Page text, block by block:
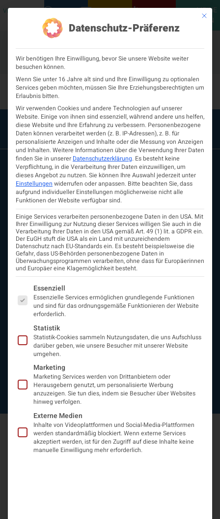
VERANSTALTUNGENPODCASTS NEUROLOGISCH KONTAKT
MEINE
ÖGN
Facharztstelle-493
ÖGN
Über uns
Vorstand
Beirat
Arbeitsgemeinschaften
assoziierte Gesellschaften
EAN
Fördermitglieder
Entwicklung der Neurologoie
Neurologiereport
Mitgliedschaft
Statuten
Kontakt
Impressum
Datenschutzerklärung
Mit
Datenschutz-Präferenz
Wir benötigen Ihre Einwilligung, bevor Sie unsere Website weiter
besuchen können.
Wenn Sie unter 16 Jahre alt sind und Ihre Einwilligung zu optionalen
Services geben möchten, müssen Sie Ihre Erziehungsberechtigten um
Erlaubnis bitten.
Wir verwenden Cookies und andere Technologien auf unserer
Website. Einige von ihnen sind essenziell, während andere uns helfen,
diese Website und Ihre Erfahrung zu verbessern. Personenbezogene
Daten können verarbeitet werden (z. B. IP-Adressen), z. B. für
personalisierte Anzeigen und Inhalte oder die Messung von Anzeigen
und Inhalten.Weitere Informationen über die Verwendung Ihrer Daten
finden Sie in unserer Datenschutzerklärung. Es besteht keine
Verpflichtung, in die Verarbeitung Ihrer Daten einzuwilligen, um
dieses Angebot zu nutzen.Sie können Ihre Auswahl jederzeit unter
Einstellungen widerrufen oder anpassen. Bitte beachten Sie, dass
aufgrund individueller Einstellungen möglicherweise nicht alle
Funktionen der Website verfügbar sind.
Einige Services verarbeiten personenbezogene Daten in den USA. Mit
Ihrer Einwilligung zur Nutzung dieser Services willigen Sie auch in die
Verarbeitung Ihrer Daten in den USA gemäß Art. 49 (1) lit. a GDPR ein.
Der EuGH stuft die USA als ein Land mit unzureichendem
Datenschutz nach EU-Standards ein. Es besteht beispielsweise die
Gefahr, dass US-Behörden personenbezogene Daten in
Überwachungsprogrammen verarbeiten, ohne dass für Europäerinnen
und Europäer eine Klagemöglichkeit besteht.
Es folgt eine Liste der Service-Gruppen, für die eine
Essenziell
Essenzielle Services ermöglichen grundlegende Funktionen
und sind für das ordnungsgemäße Funktionieren der Website
erforderlich.
Statistik
Statistik-Cookies sammeln Nutzungsdaten, die uns Aufschluss
darüber geben, wie unsere Besucher mit unserer Website
umgehen.
Marketing
Marketing Services werden von Drittanbietern oder
Herausgebern genutzt, um personalisierte Werbung
anzuzeigen. Sie tun dies, indem sie Besucher über Websites
hinweg verfolgen.
Externe Medien
Inhalte von Videoplattformen und Social-Media-Plattformen
werden standardmäßig blockiert. Wenn externe Services
akzeptiert werden, ist für den Zugriff auf diese Inhalte keine
manuelle Einwilligung mehr erforderlich.